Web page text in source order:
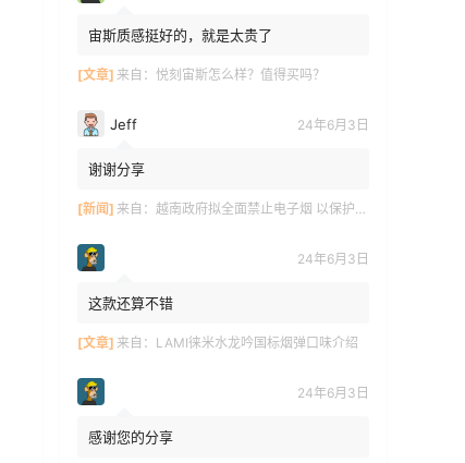
宙斯质感挺好的，就是太贵了
[文章] 来自： 悦刻宙斯怎么样？值得买吗？
Jeff 24年6月3日
谢谢分享
[新闻] 来自： 越南政府拟全面禁止电子烟 以保护青少年健康
24年6月3日
这款还算不错
[文章] 来自： LAMI徕米水龙吟国标烟弹口味介绍
24年6月3日
感谢您的分享